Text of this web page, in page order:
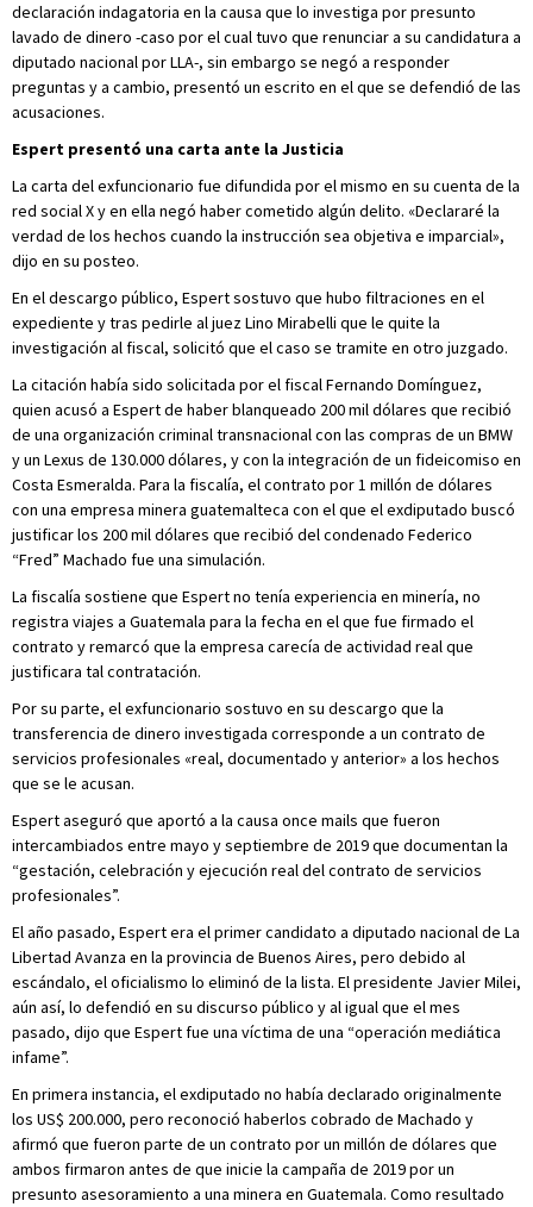
declaración indagatoria en la causa que lo investiga por presunto
lavado de dinero -caso por el cual tuvo que renunciar a su candidatura a
diputado nacional por LLA-, sin embargo se negó a responder
preguntas y a cambio, presentó un escrito en el que se defendió de las
acusaciones.
Espert presentó una carta ante la Justicia
La carta del exfuncionario fue difundida por el mismo en su cuenta de la
red social X y en ella negó haber cometido algún delito. «Declararé la
verdad de los hechos cuando la instrucción sea objetiva e imparcial»,
dijo en su posteo.
En el descargo público, Espert sostuvo que hubo filtraciones en el
expediente y tras pedirle al juez Lino Mirabelli que le quite la
investigación al fiscal, solicitó que el caso se tramite en otro juzgado.
La citación había sido solicitada por el fiscal Fernando Domínguez,
quien acusó a Espert de haber blanqueado 200 mil dólares que recibió
de una organización criminal transnacional con las compras de un BMW
y un Lexus de 130.000 dólares, y con la integración de un fideicomiso en
Costa Esmeralda. Para la fiscalía, el contrato por 1 millón de dólares
con una empresa minera guatemalteca con el que el exdiputado buscó
justificar los 200 mil dólares que recibió del condenado Federico
“Fred” Machado fue una simulación.
La fiscalía sostiene que Espert no tenía experiencia en minería, no
registra viajes a Guatemala para la fecha en el que fue firmado el
contrato y remarcó que la empresa carecía de actividad real que
justificara tal contratación.
Por su parte, el exfuncionario sostuvo en su descargo que la
transferencia de dinero investigada corresponde a un contrato de
servicios profesionales «real, documentado y anterior» a los hechos
que se le acusan.
Espert aseguró que aportó a la causa once mails que fueron
intercambiados entre mayo y septiembre de 2019 que documentan la
“gestación, celebración y ejecución real del contrato de servicios
profesionales”.
El año pasado, Espert era el primer candidato a diputado nacional de La
Libertad Avanza en la provincia de Buenos Aires, pero debido al
escándalo, el oficialismo lo eliminó de la lista. El presidente Javier Milei,
aún así, lo defendió en su discurso público y al igual que el mes
pasado, dijo que Espert fue una víctima de una “operación mediática
infame”.
En primera instancia, el exdiputado no había declarado originalmente
los US$ 200.000, pero reconoció haberlos cobrado de Machado y
afirmó que fueron parte de un contrato por un millón de dólares que
ambos firmaron antes de que inicie la campaña de 2019 por un
presunto asesoramiento a una minera en Guatemala. Como resultado